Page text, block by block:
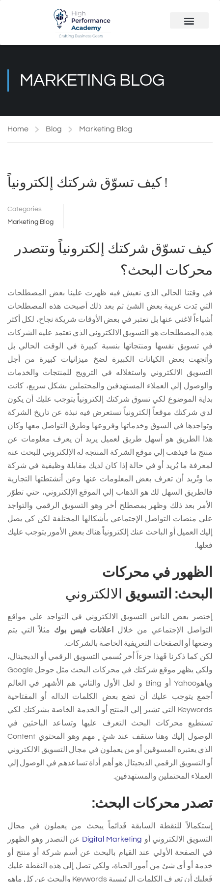
MARKETING BLOG
Home Blog Marketing Blog
كيف تسوّق شركتك إلكترونياً !
Categories
Marketing Blog
كيف تسوّق شركتك إلكترونياً وتتصدر
محركات البحث؟
في وقتنا الحالي الذي نعيش فيه ظهرت علينا بعض المصطلحات
التي بَدت غريبة بعض الشئ ثم بعد ذلك أصبحت هذه المصطلحات
أشياءاً لاغني عنها بل تعتبر في بعض الأوقات شريكة نجاح، لكل أكثر
هذه المصطلحات هو التسويق الالكتروني الذي تعتمد عليه الشركات
في تسويق نفسها ومنتجاتها بنسبة كبيرة في الوقت الحالي بل
وأتجهت بعض الكيانات الكبيرة لضخ ميزانيات كبيرة من أجل
التسويق الالكتروني واستغلاله في الترويج للمنتجات والخدمات
والوصول إلي العملاء المستهدفين والمحتملين بشكل سريع، كانت
بداية الموضوع لكي تسوق شركتك إلكترونياً يتوجب عليك أن يكون
لدي شركتك موقعاً إلكترونياً تستعرض فيه نبذة عن تاريخ الشركة
وتواجدها في السوق وخدماتها وفروعها وطرق التواصل معها وكان
هذا الطريق هو أسهل طريق لعميل يريد أن يعرف معلومات عن
منتج ما فيذهب إلي موقع الشركة المنتجه له الإلكتروني للبحث عنه
لمعرفة ما يُريد أو في حالة إذا كان لديك مقابلة وظيفية في شركة
ما وتُريد أن تعرف بعض المعلومات عنها وعن أنشتطتها التجارية
فالطريق السهل لك هو الذهاب إلي الموقع الإلكتروني، حتي تطوّر
الأمر بعد ذلك وظهر بمصطلح أخر وهو التسويق الرقمي والتواجد
علي منصات التواصل الإجتماعي بأشكالها المختلفة لكن كي يصل
إليك العميل أو الباحث عنك إلكترونياً هناك بعض الأمور يتوجب عليك
فعلها.
الظهور في محركات
البحث: التسويق
الالكتروني
إختصر بعض الناس التسويق الالكتروني في التواجد علي مواقع
التواصل الإجتماعي من خلال اعلانات فيس بوك مثلاً التي يتم
وضعها أو الصفحات التعريفية الخاصة بالشركات.
لكن كما ذكرنا فَهذا جزءاً أخر يُسمي التسويق الرقمي أو الديجيتال،
ولكي يظهر موقع شركتك في محركات البحث مثل جوجل Google
وياهوYahoo أو Bing و لعل الأول والثاني هم الأشهر في العالم
أجمع يتوجب عليك أن تضع بعض الكلمات الداله أو المفتاحية
Keywords التي تشير إلي المنتج أو الخدمة الخاصة بشركتك لكي
تستطيع محركات البحث التعرف عليها وتساعد الباحثين في
الوصول إليك وهنا سنقف عند شئٍ ٍ مهم وهو المحتوي Content
الذي يعتبره المسوقين أو من يعملون في مجال التسويق الالكتروني
أو التسويق الرقمي الديجيتال هو أهم أداة تساعدهم في الوصول إلي
العملاء المحتملين والمستهدفين.
تصدر محركات البحث:
إستكمالاً للنقطة السابقة فَدائماً يبحث من يعملون في مجال
التسويق الالكتروني أو Digital Marketing عن التصدر وهو الظهور
في الصفحة الأولي عند القيام بالبحث عن أسم شركة أو منتج أو
خدمة أو أي شئ من أمور الحياة، ولكي تصل إلي هذه النقطة عليك
فَعليك أن تعرف الكلمات الرئيسية Keywords والبحث عن كل ماهو